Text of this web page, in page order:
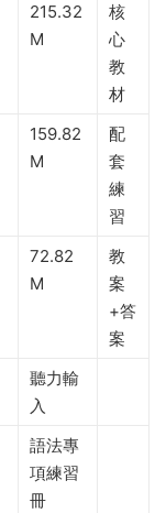
215.32
M
核
心
教
材
159.82
M
配
套
練
習
72.82
M
教
案
+答
案
聽力輸
入
語法專
項練習
冊